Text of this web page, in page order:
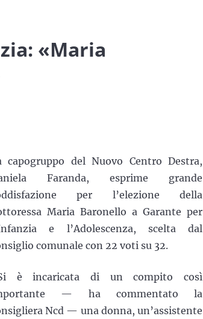
«Maria
capogruppo del Nuovo Centro Destra,
Faranda, esprime grande
per l’elezione della
Maria Baronello a Garante per
e l’Adolescenza, scelta dal
comunale con 22 voti su 32.
è incaricata di un compito così
— ha commentato la
Ncd — una donna, un’assistente